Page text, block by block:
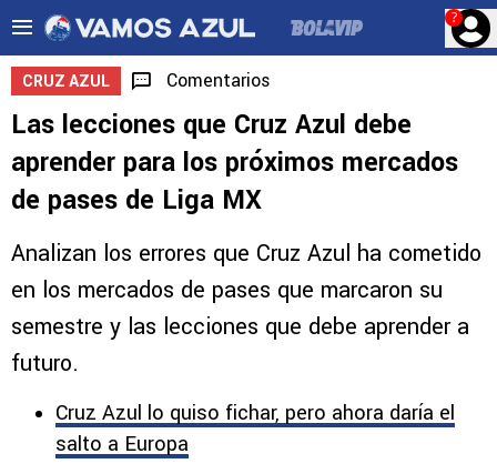
?
CRUZ AZUL Comentarios
Las lecciones que Cruz Azul debe
aprender para los próximos mercados
de pases de Liga MX
Analizan los errores que Cruz Azul ha cometido
en los mercados de pases que marcaron su
semestre y las lecciones que debe aprender a
futuro.
Cruz Azul lo quiso fichar, pero ahora daría el
salto a Europa